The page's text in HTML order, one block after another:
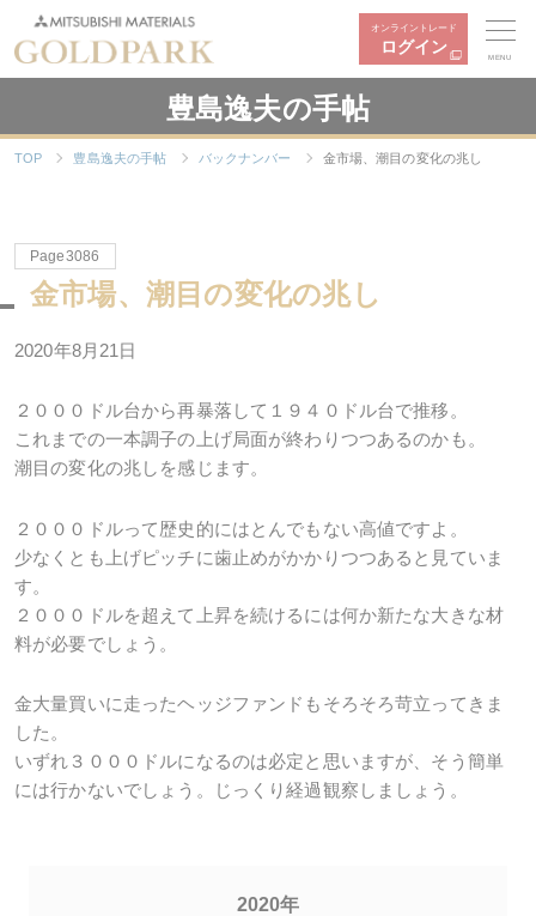
オンライントレード
ログイン
MENU
豊島逸夫の手帖
TOP 豊島逸夫の手帖 バックナンバー 金市場、潮目の変化の兆し
Page3086
金市場、潮目の変化の兆し
2020年8月21日
２０００ドル台から再暴落して１９４０ドル台で推移。
これまでの一本調子の上げ局面が終わりつつあるのかも。
潮目の変化の兆しを感じます。
２０００ドルって歴史的にはとんでもない高値ですよ。
少なくとも上げピッチに歯止めがかかりつつあると見ていま
す。
２０００ドルを超えて上昇を続けるには何か新たな大きな材
料が必要でしょう。
金大量買いに走ったヘッジファンドもそろそろ苛立ってきま
した。
いずれ３０００ドルになるのは必定と思いますが、そう簡単
には行かないでしょう。じっくり経過観察しましょう。
2020年